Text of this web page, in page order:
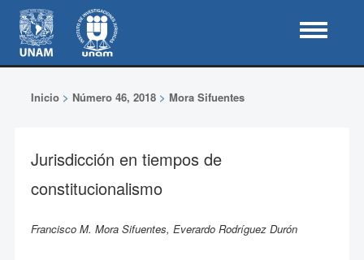
Inicio> Número 46, 2018> Mora Sifuentes
Jurisdicción en tiempos de
constitucionalismo
Francisco M. Mora Sifuentes, Everardo Rodríguez Durón